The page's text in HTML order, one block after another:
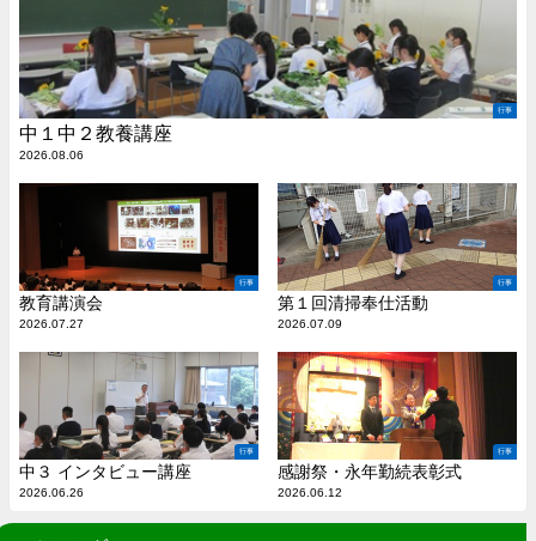
行事
中１中２教養講座
2026.08.06
行事
教育講演会
2026.07.27
行事
第１回清掃奉仕活動
2026.07.09
行事
中３ インタビュー講座
2026.06.26
行事
感謝祭・永年勤続表彰式
2026.06.12